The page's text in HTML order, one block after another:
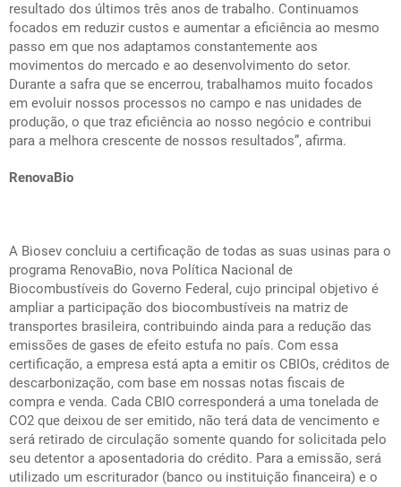
resultado dos últimos três anos de trabalho. Continuamos
focados em reduzir custos e aumentar a eficiência ao mesmo
passo em que nos adaptamos constantemente aos
movimentos do mercado e ao desenvolvimento do setor.
Durante a safra que se encerrou, trabalhamos muito focados
em evoluir nossos processos no campo e nas unidades de
produção, o que traz eficiência ao nosso negócio e contribui
para a melhora crescente de nossos resultados”, afirma.
RenovaBio
A Biosev concluiu a certificação de todas as suas usinas para o
programa RenovaBio, nova Política Nacional de
Biocombustíveis do Governo Federal, cujo principal objetivo é
ampliar a participação dos biocombustíveis na matriz de
transportes brasileira, contribuindo ainda para a redução das
emissões de gases de efeito estufa no país. Com essa
certificação, a empresa está apta a emitir os CBIOs, créditos de
descarbonização, com base em nossas notas fiscais de
compra e venda. Cada CBIO corresponderá a uma tonelada de
CO2 que deixou de ser emitido, não terá data de vencimento e
será retirado de circulação somente quando for solicitada pelo
seu detentor a aposentadoria do crédito. Para a emissão, será
utilizado um escriturador (banco ou instituição financeira) e o